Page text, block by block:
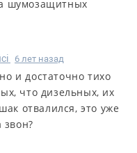
шумозащитных
6 лет назад
и достаточно тихо
что дизельных, их
отвалился, это уже
звон?